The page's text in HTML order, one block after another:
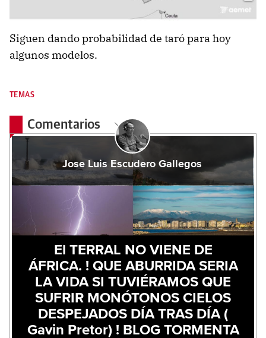
Siguen dando probabilidad de taró para hoy
algunos modelos.
TEMAS
Comentarios
Jose Luis Escudero Gallegos
El TERRAL NO VIENE DE
ÁFRICA. ! QUE ABURRIDA SERIA
LA VIDA SI TUVIÉRAMOS QUE
SUFRIR MONÓTONOS CIELOS
DESPEJADOS DÍA TRAS DÍA (
Gavin Pretor) ! BLOG TORMENTA